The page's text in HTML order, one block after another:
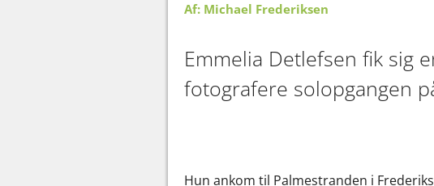
Af: Michael Frederiksen
Emmelia Detlefsen fik sig
fotografere solopgangen
Hun ankom til Palmestranden i